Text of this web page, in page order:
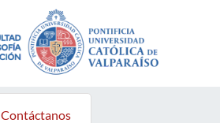
Contáctanos